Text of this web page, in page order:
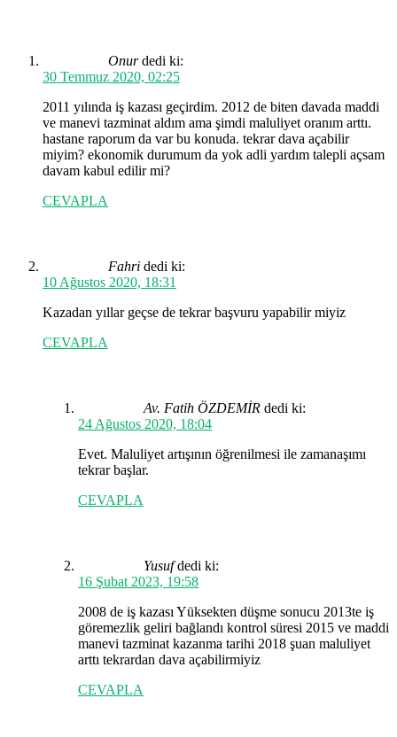
Onur dedi ki:
30 Temmuz 2020, 02:25
2011 yılında iş kazası geçirdim. 2012 de biten davada maddi
ve manevi tazminat aldım ama şimdi maluliyet oranım arttı.
hastane raporum da var bu konuda. tekrar dava açabilir
miyim? ekonomik durumum da yok adli yardım talepli açsam
davam kabul edilir mi?
CEVAPLA
Fahri dedi ki:
10 Ağustos 2020, 18:31
Kazadan yıllar geçse de tekrar başvuru yapabilir miyiz
CEVAPLA
Av. Fatih ÖZDEMİR dedi ki:
24 Ağustos 2020, 18:04
Evet. Maluliyet artışının öğrenilmesi ile zamanaşımı
tekrar başlar.
CEVAPLA
Yusuf dedi ki:
16 Şubat 2023, 19:58
2008 de iş kazası Yüksekten düşme sonucu 2013te iş
göremezlik geliri bağlandı kontrol süresi 2015 ve maddi
manevi tazminat kazanma tarihi 2018 şuan maluliyet
arttı tekrardan dava açabilirmiyiz
CEVAPLA